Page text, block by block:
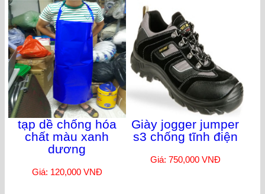
tạp dề chống hóa
chất màu xanh
dương
Giá: 120,000 VNĐ
Giày jogger jumper
s3 chống tĩnh điện
Giá: 750,000 VNĐ